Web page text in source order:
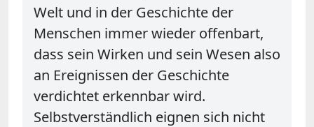
Welt und in der Geschichte der
Menschen immer wieder offenbart,
dass sein Wirken und sein Wesen also
an Ereignissen der Geschichte
verdichtet erkennbar wird.
Selbstverständlich eignen sich nicht